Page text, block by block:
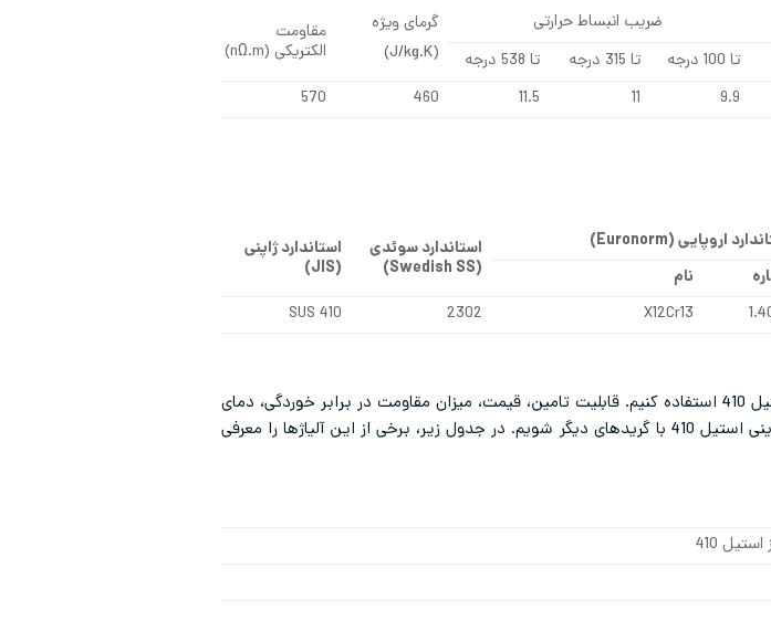
ضریب انبساط حرارتی گرمای ویژه
(J/kg.K)
مقاومت
الکتریکی (nΩ.m)
تا 100 درجه تا 315 درجه
تا 538 درجه
9.9
11
11.5
460
570
اروپایی (Euronorm
)
استاندارد سوئدی
(
Swedish SS
)
استاندارد ژاپنی
(
JIS
)
نام
X12Cr13
2302
SUS 410
در شرایط مختلف ممکن است مجبور شویم از جایگزین‌های دیگری برای استیل 410 استفاده کنیم. قابلیت تامین، قیمت، میزان مقاومت در برابر خوردگی، دمای
کاری و … از جمله مواردی هستند که می‌تواند سبب شوند تا ملزم به جایگزینی استیل 410 با گریدهای دیگر شویم. در جدول زیر، برخی از این آلیاژها را معرفی
410